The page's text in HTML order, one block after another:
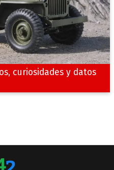
curiosidades y datos